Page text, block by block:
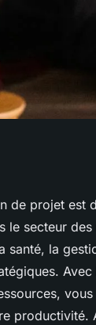
de
de projet est
le secteur
santé, la
productivité.